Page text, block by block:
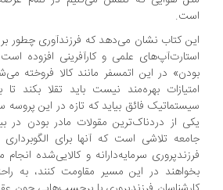
کتاب نشان می‌دهد که فرزندآوری چطور بر رونق
علمی و کارآفرینی افزوده است و
در این اتمسفر مانند کالا فروخته می‌شود.
بهره‌مند نیست باید تقلا بکند تا بر
فائق بیاید که تازه در این پروسه
از دردناک‌ترین مقولات مادر بودن در بین
تلاشی است که آنها برای الگوبرداری و
سرمایه‌دارانه و کالایی‌شده انجام
در این مسیر مقاومت کنند، به راحتی